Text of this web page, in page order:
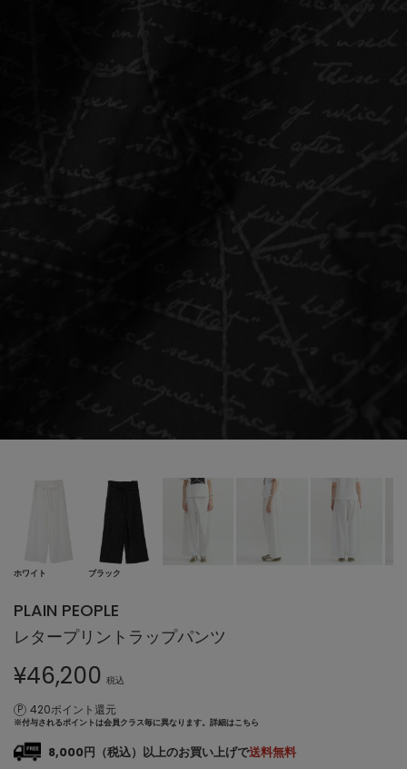
ホワイト ブラック
PLAIN PEOPLE
レタープリントラップパンツ
¥46,200 税込
420ポイント還元
※付与されるポイントは会員クラス毎に異なります。 詳細はこちら
8,000円（税込）以上のお買い上げで送料無料